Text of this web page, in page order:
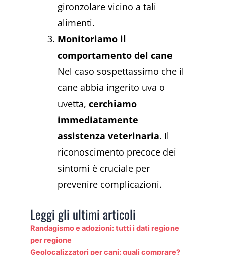
gironzolare vicino a tali
alimenti.
Monitoriamo il
comportamento del cane
Nel caso sospettassimo che il
cane abbia ingerito uva o
uvetta, cerchiamo
immediatamente
assistenza veterinaria. Il
riconoscimento precoce dei
sintomi è cruciale per
prevenire complicazioni.
Leggi gli ultimi articoli
Randagismo e adozioni: tutti i dati regione
per regione
Geolocalizzatori per cani: quali comprare?